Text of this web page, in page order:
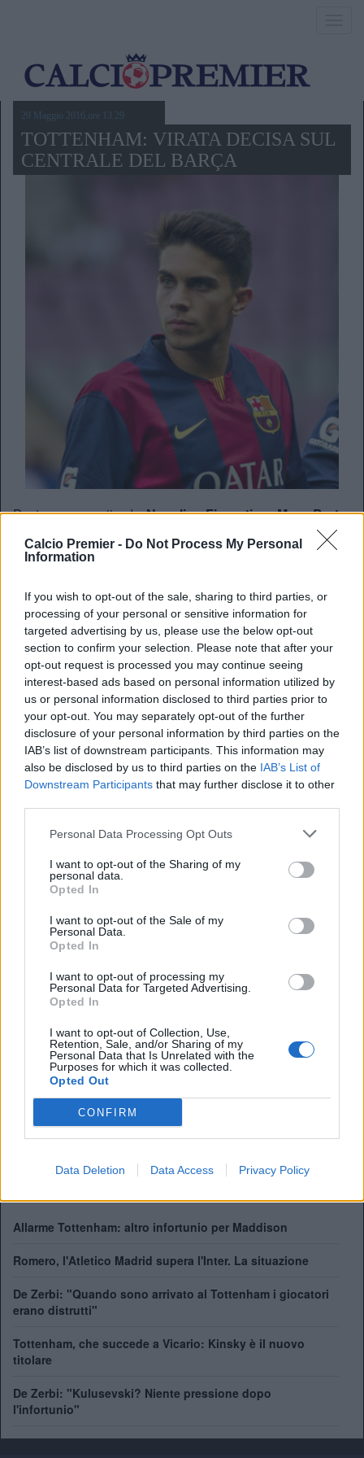
Calcio Premier - Do Not Process My Personal
Information
If you wish to opt-out of the sale, sharing to third parties, or
processing of your personal or sensitive information for
targeted advertising by us, please use the below opt-out
section to confirm your selection. Please note that after your
opt-out request is processed you may continue seeing
interest-based ads based on personal information utilized by
us or personal information disclosed to third parties prior to
your opt-out. You may separately opt-out of the further
disclosure of your personal information by third parties on the
IAB’s list of downstream participants. This information may
also be disclosed by us to third parties on the IAB’s List of
Downstream Participants that may further disclose it to other
Personal Data Processing Opt Outs
I want to opt-out of the Sharing of my
personal data.
Opted In
I want to opt-out of the Sale of my
Personal Data.
Opted In
I want to opt-out of processing my
Personal Data for Targeted Advertising.
Opted In
I want to opt-out of Collection, Use,
Retention, Sale, and/or Sharing of my
Personal Data that Is Unrelated with the
Purposes for which it was collected.
Opted Out
CONFIRM
Data Deletion Data Access Privacy Policy
29 Maggio 2016,ore 13.29
TOTTENHAM: VIRATA DECISA SUL
CENTRALE DEL BARÇA
Da tempo seguito daNapolieFiorentina,Marc Bartra
senza passare dall’Italia. Ne
è certa la testata ibericaSport:sulle pagine dell’edizione
odierna si legge come il
spessore europeo, abbia individuato inBartrail profilo
giusto. Gli Spurs -sottolineaSport– sarebbero disposti a
pagare gli8 milioni di eurodella clausola rescissoria,
Sono 24 le presenze accumulate in stagione per il classe
’91, impiegato daLuis Enriquesoltanto in sostituzione dei
titolarissimiPiquéeMascherano.
REDAZIONE
Twitter: @Calciopremier
Anno di Fondazione: 1882 come Hotspur F.C.
Città: Londra
Presidente:Daniel Levy
Manager:Ange Postecoglou
ALBO D'ORO
Premier League:2
FA Community Shield:
Allarme Tottenham: altro infortunio per Maddison
Romero, l'Atletico Madrid supera l'Inter. La situazione
De Zerbi: "Quando sono arrivato al Tottenham i giocatori
erano distrutti"
Tottenham, che succede a Vicario: Kinsky è il nuovo
titolare
De Zerbi: "Kulusevski? Niente pressione dopo
l'infortunio"